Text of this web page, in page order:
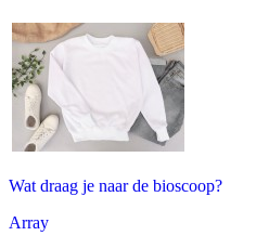
Wat draag je naar de bioscoop?
Array